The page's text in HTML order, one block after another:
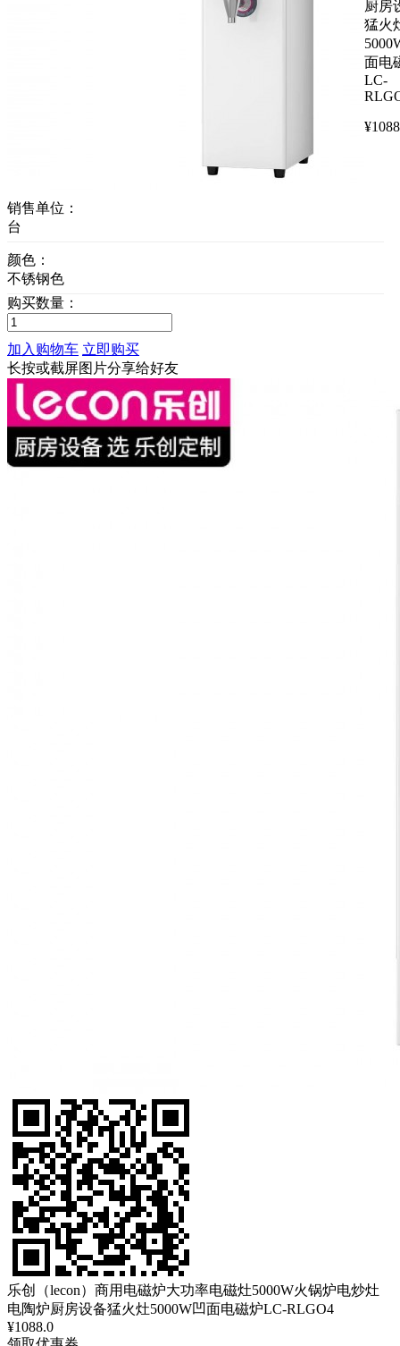
厨房
猛火
面电
LC-
¥
销售单位：
台
颜色：
不锈钢色
购买数量：
加入购物车 立即购买
长按或截屏图片分享给好友
乐创（lecon）商用电磁炉大功率电磁灶5000W火锅炉电炒灶
电陶炉厨房设备猛火灶5000W凹面电磁炉LC-RLGO4
¥1088.0